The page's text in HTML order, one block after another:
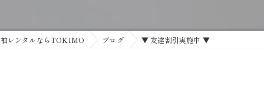
レンタルならTOKIMO ブログ ▼ 友達割引実施中 ▼